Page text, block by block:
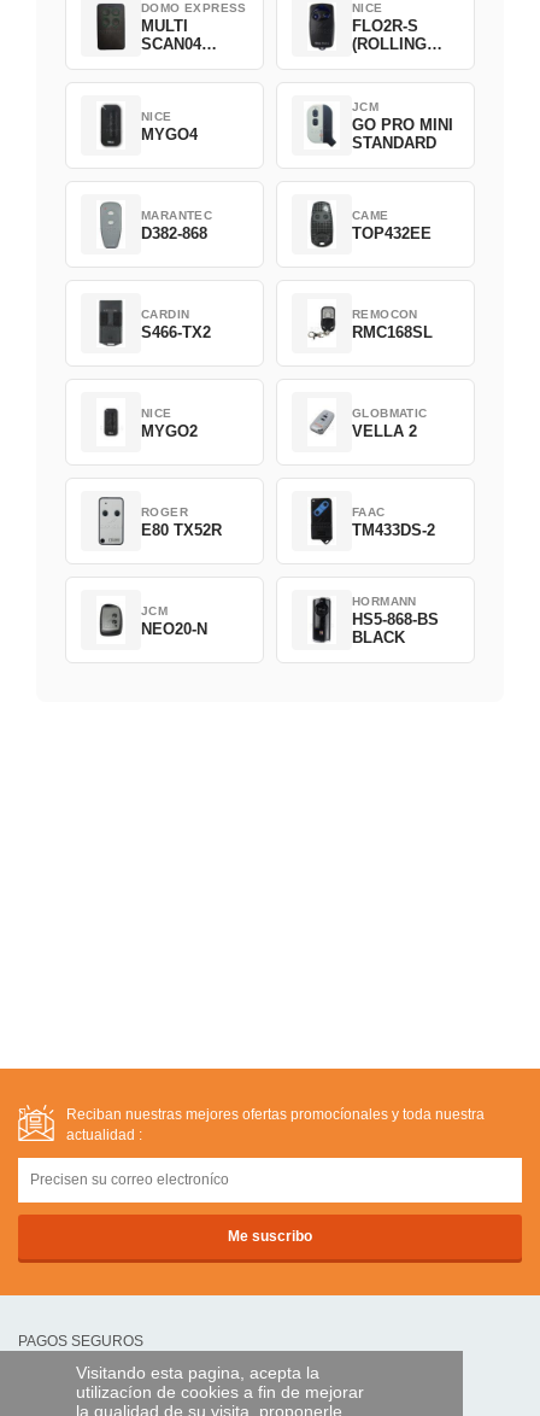
Visitando esta pagina, acepta la
utilizacíon de cookies a fin de mejorar
la qualidad de su visita, proponerle
DOMO EXPRESS
MULTI
SCAN04
NICE
FLO2R-S
(ROLLING
NICE
MYGO4
JCM
GO PRO MINI
STANDARD
MARANTEC
D382-868
CAME
TOP432EE
CARDIN
S466-TX2
REMOCON
RMC168SL
NICE
MYGO2
GLOBMATIC
VELLA 2
ROGER
E80 TX52R
FAAC
TM433DS-2
JCM
NEO20-N
HORMANN
HS5-868-BS
BLACK
Reciban nuestras mejores ofertas promocíonales y toda nuestra
actualidad :
PAGOS SEGUROS
transferencia bancaria